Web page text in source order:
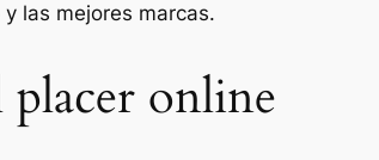
las mejores marcas.
online